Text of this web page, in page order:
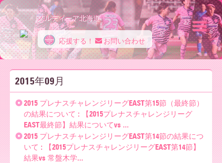
ノ
ル
デ
ノルディーア北海道
応援する！ お問い合わせ
2015年09月
2015 プレナスチャレンジリーグEAST第15節（最終節）
の結果について : 【2015プレナスチャレンジリーグ
EAST最終節】結果についてvs ...
2015 プレナスチャレンジリーグEAST第14節の結果につ
いて : 【2015プレナスチャレンジリーグEAST第14節】
結果vs 常盤木学...